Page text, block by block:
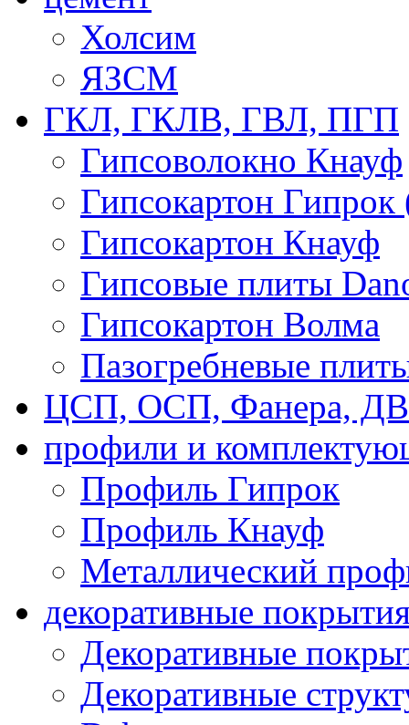
Холсим
ЯЗCМ
ГКЛ, ГКЛВ, ГВЛ, ПГП
Гипсоволокно Кнауф
Гипсокартон Гипрок
Гипсокартон Кнауф
Гипсовые плиты
Гипсокартон Волма
Пазогребневые
ЦСП, ОСП, Фанера,
профили и
Профиль Гипрок
Профиль Кнауф
Металлический
декоративные
Декоративные
Декоративные